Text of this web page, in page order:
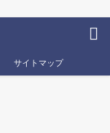
サイトマップ